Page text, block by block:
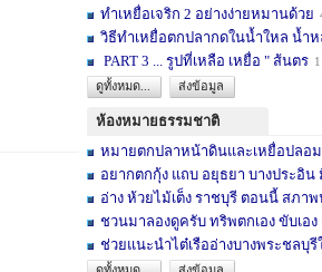
ทำเหยื่อเจริก 2 อย่างง่ายหมานด้วย
วิธีทำเหยื่อตกปลากดในน้ำใหล น้ำห
PART 3 ... รูปที่เหลือ เหยื่อ " ส้นตร
ดูทั้งหมด...
ส่งข้อมูล
ห้องหมายธรรมชาติ
หมายตกปลาหน้าดินและเหยื่อปลอมศรี
อยากตกกุ้ง แถบ อยุธยา บางประอิน มี
อ่าง ห้วยไม้เต็ง ราชบุรี ตอนนี้ สภาพ
ชวนมาลองดูครับ ทริพตกเอง ขับเอง แ
ช่วยแนะนำไต๋เรืออ่างบางพระชลบุรี